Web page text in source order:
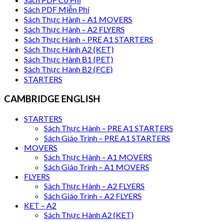
Sách PDF Miễn Phí
Sách Thực Hành – A1 MOVERS
Sách Thực Hành – A2 FLYERS
Sách Thực Hành – PRE A1 STARTERS
Sách Thực Hành A2 (KET)
Sách Thực Hành B1 (PET)
Sách Thực Hành B2 (FCE)
STARTERS
CAMBRIDGE ENGLISH
STARTERS
Sách Thực Hành – PRE A1 STARTERS
Sách Giáo Trình – PRE A1 STARTERS
MOVERS
Sách Thực Hành – A1 MOVERS
Sách Giáo Trình – A1 MOVERS
FLYERS
Sách Thực Hành – A2 FLYERS
Sách Giáo Trình – A2 FLYERS
KET – A2
Sách Thực Hành A2 (KET)